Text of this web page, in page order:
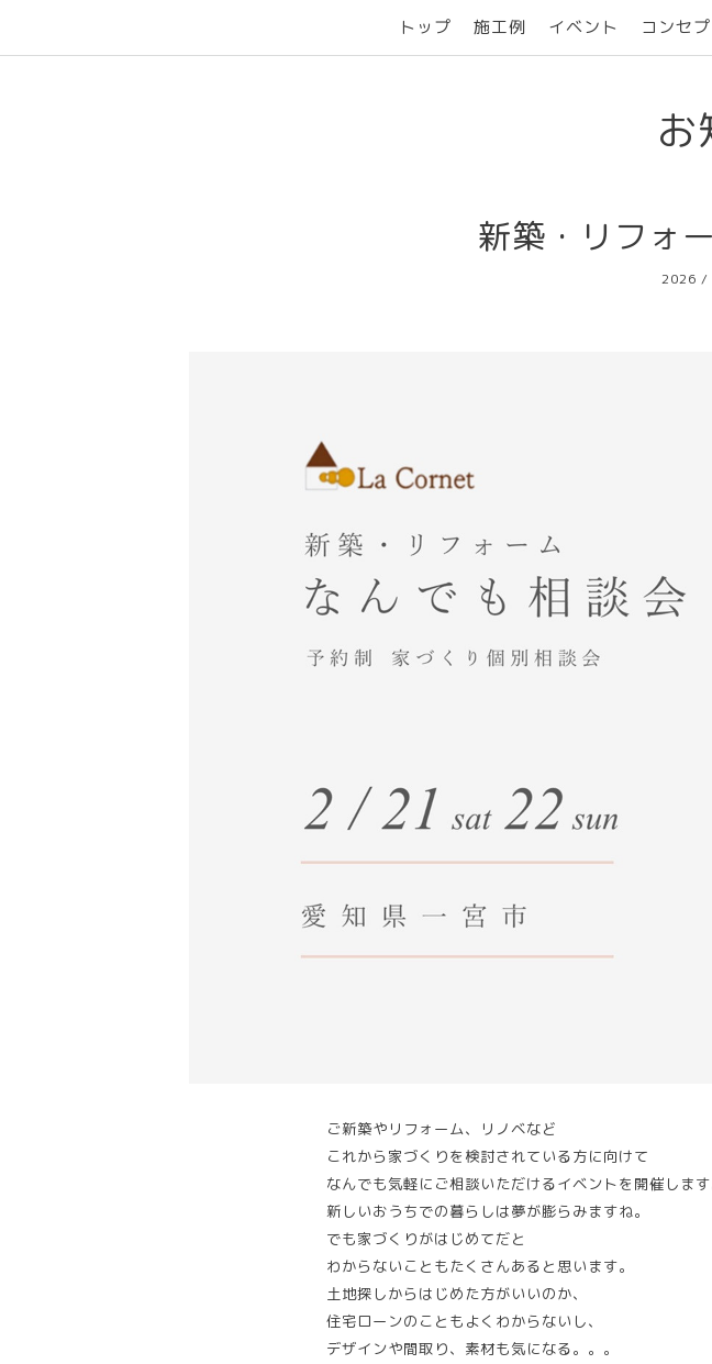
トップ 施工例 イベント コンセ
お
新築・リフォ
2026 /
ご新築やリフォーム、リノベなど
これから家づくりを検討されている方に向けて
なんでも気軽にご相談いただけるイベントを開催します
新しいおうちでの暮らしは夢が膨らみますね。
でも家づくりがはじめてだと
わからないこともたくさんあると思います。
土地探しからはじめた方がいいのか、
住宅ローンのこともよくわからないし、
デザインや間取り、素材も気になる。。。